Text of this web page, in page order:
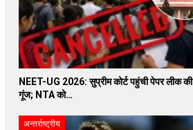
NEET-UG 2026: सुप्रीम कोर्ट पहुंची पेपर लीक की
गूंज; NTA को…
अन्तर्राष्ट्रीय